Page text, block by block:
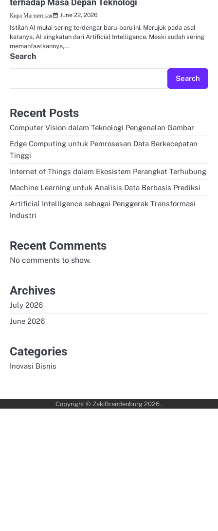
Кира Магнитская
June 22, 2026
Istilah AI mulai sering terdengar baru-baru ini. Merujuk pada asal
katanya, AI singkatan dari Artificial Intelligence. Meski sudah sering
memanfaatkannya,…
Search
Search
Recent Posts
Computer Vision dalam Teknologi Pengenalan Gambar
Edge Computing untuk Pemrosesan Data Berkecepatan
Tinggi
Internet of Things dalam Ekosistem Perangkat Terhubung
Machine Learning untuk Analisis Data Berbasis Prediksi
Artificial Intelligence sebagai Penggerak Transformasi
Industri
Recent Comments
No comments to show.
Archives
July 2026
June 2026
Categories
Inovasi Bisnis
Copyright © ZakiBrandenburg 2026 .